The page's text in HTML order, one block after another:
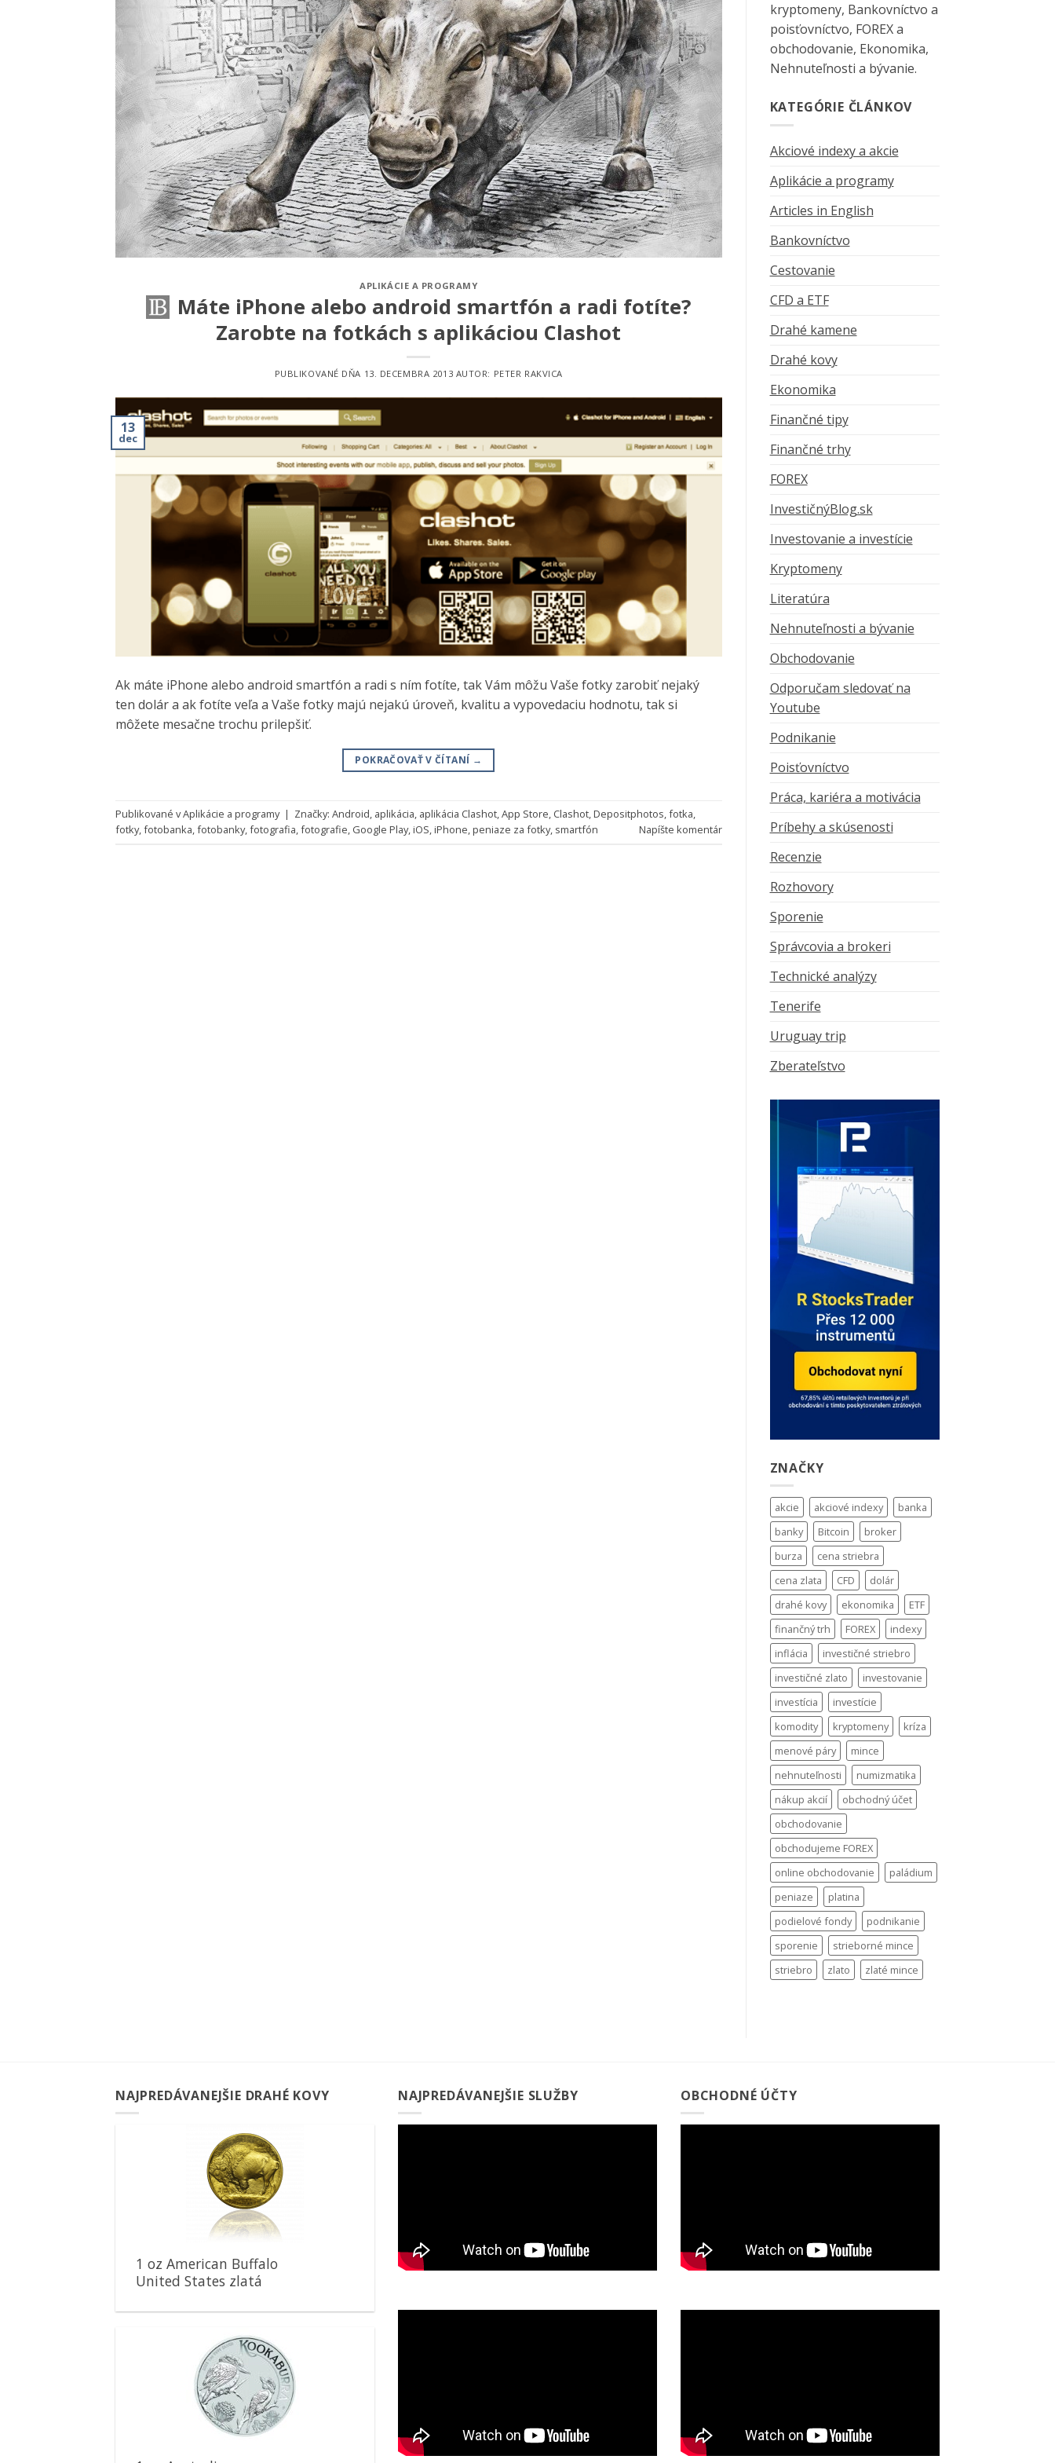
APLIKÁCIE A PROGRAMY
Máte iPhone alebo android smartfón a radi fotíte?
Zarobte na fotkách s aplikáciou Clashot
PUBLIKOVANÉ DŇA 13. DECEMBRA 2013 AUTOR: PETER RAKVICA
13
dec
Ak máte iPhone alebo android smartfón a radi s ním fotíte, tak Vám môžu Vaše fotky zarobiť nejaký
ten dolár a ak fotíte veľa a Vaše fotky majú nejakú úroveň, kvalitu a vypovedaciu hodnotu, tak si
môžete mesačne trochu prilepšiť.
POKRAČOVAŤ V ČÍTANÍ →
Publikované vAplikácie a programy | Značky: Android, aplikácia, aplikácia Clashot,App Store, Clashot,Depositphotos,fotka,
fotky,fotobanka,fotobanky,fotografia,fotografie, Google Play,iOS,iPhone,peniaze za fotky, smartfón Napíšte komentár
kryptomeny, Bankovníctvo a
poisťovníctvo, FOREX a
obchodovanie, Ekonomika,
Nehnuteľnosti a bývanie.
KATEGÓRIE ČLÁNKOV
Akciové indexy a akcie
Aplikácie a programy
Articles in English
Bankovníctvo
Cestovanie
CFD a ETF
Drahé kamene
Drahé kovy
Ekonomika
Finančné tipy
Finančné trhy
FOREX
InvestičnýBlog.sk
Investovanie a investície
Kryptomeny
Literatúra
Nehnuteľnosti a bývanie
Obchodovanie
Odporučam sledovať na
Youtube
Podnikanie
Poisťovníctvo
Práca, kariéra a motivácia
Príbehy a skúsenosti
Recenzie
Rozhovory
Sporenie
Správcovia a brokeri
Technické analýzy
Tenerife
Uruguay trip
Zberateľstvo
ZNAČKY
akcie akciové indexy
banka
banky
Bitcoin
broker
burza
cena striebra
cena zlata
CFD
dolár
drahé kovy
ekonomika
ETF
finančný trh
FOREX
indexy
inflácia
investičné striebro
investičné zlato
investovanie
investícia
investície
komodity
kryptomeny
kríza
menové páry
mince
nehnuteľnosti
numizmatika
nákup akcií
obchodný účet
obchodovanie
obchodujeme FOREX
online obchodovanie
paládium
peniaze
platina
podielové fondy
podnikanie
sporenie
strieborné mince
striebro
zlato zlaté mince
NAJPREDÁVANEJŠIE DRAHÉ KOVY
Pridať k
obľúbeným
1 oz American Buffalo
United States zlatá
Pridať k
obľúbeným
NAJPREDÁVANEJŠIE SLUŽBY OBCHODNÉ ÚČTY